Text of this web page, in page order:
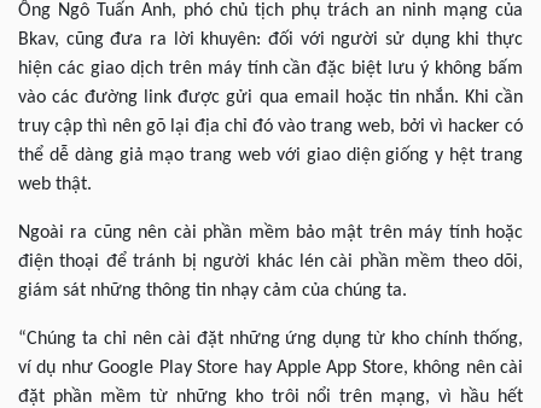
Ông Ngô Tuấn Anh, phó chủ tịch phụ trách an ninh mạng của
Bkav, cũng đưa ra lời khuyên: đối với người sử dụng khi thực
hiện các giao dịch trên máy tính cần đặc biệt lưu ý không bấm
vào các đường link được gửi qua email hoặc tin nhắn. Khi cần
truy cập thì nên gõ lại địa chỉ đó vào trang web, bởi vì hacker có
thể dễ dàng giả mạo trang web với giao diện giống y hệt trang
web thật.
Ngoài ra cũng nên cài phần mềm bảo mật trên máy tính hoặc
điện thoại để tránh bị người khác lén cài phần mềm theo dõi,
giám sát những thông tin nhạy cảm của chúng ta.
“Chúng ta chỉ nên cài đặt những ứng dụng từ kho chính thống,
ví dụ như Google Play Store hay Apple App Store, không nên cài
đặt phần mềm từ những kho trôi nổi trên mạng, vì hầu hết